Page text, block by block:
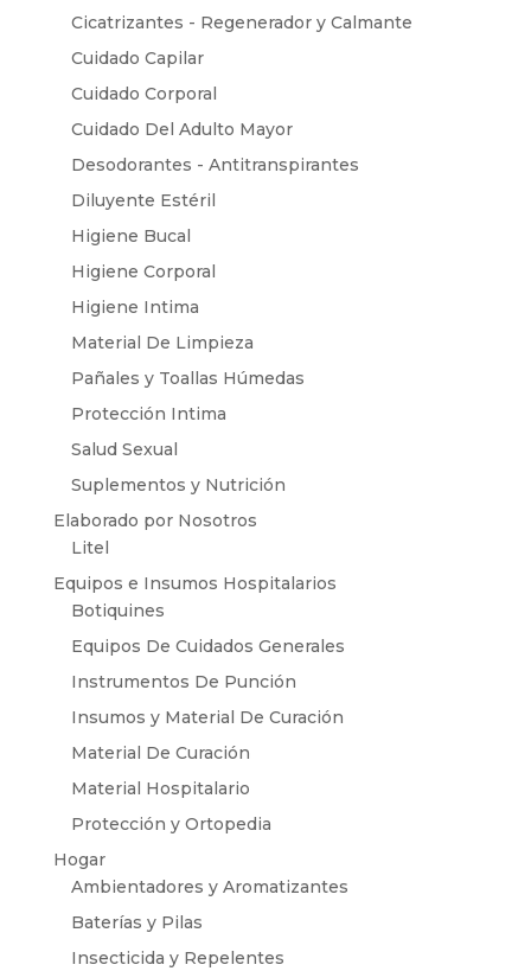
Cicatrizantes - Regenerador y Calmante
Cuidado Capilar
Cuidado Corporal
Cuidado Del Adulto Mayor
Desodorantes - Antitranspirantes
Diluyente Estéril
Higiene Bucal
Higiene Corporal
Higiene Intima
Material De Limpieza
Pañales y Toallas Húmedas
Protección Intima
Salud Sexual
Suplementos y Nutrición
Elaborado por Nosotros
Litel
Equipos e Insumos Hospitalarios
Botiquines
Equipos De Cuidados Generales
Instrumentos De Punción
Insumos y Material De Curación
Material De Curación
Material Hospitalario
Protección y Ortopedia
Hogar
Ambientadores y Aromatizantes
Baterías y Pilas
Insecticida y Repelentes